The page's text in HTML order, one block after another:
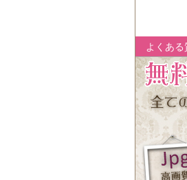
よくある